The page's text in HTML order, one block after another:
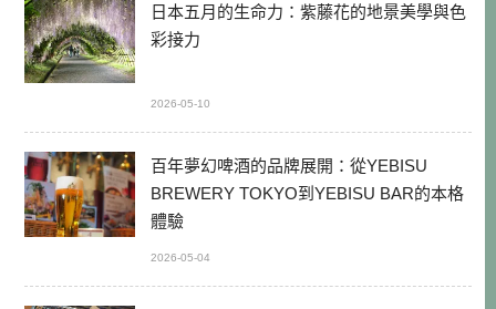
日本五月的生命力：紫藤花的地景美學與色
彩接力
2026-05-10
百年夢幻啤酒的品牌展開：從YEBISU
BREWERY TOKYO到YEBISU BAR的本格
體驗
2026-05-04